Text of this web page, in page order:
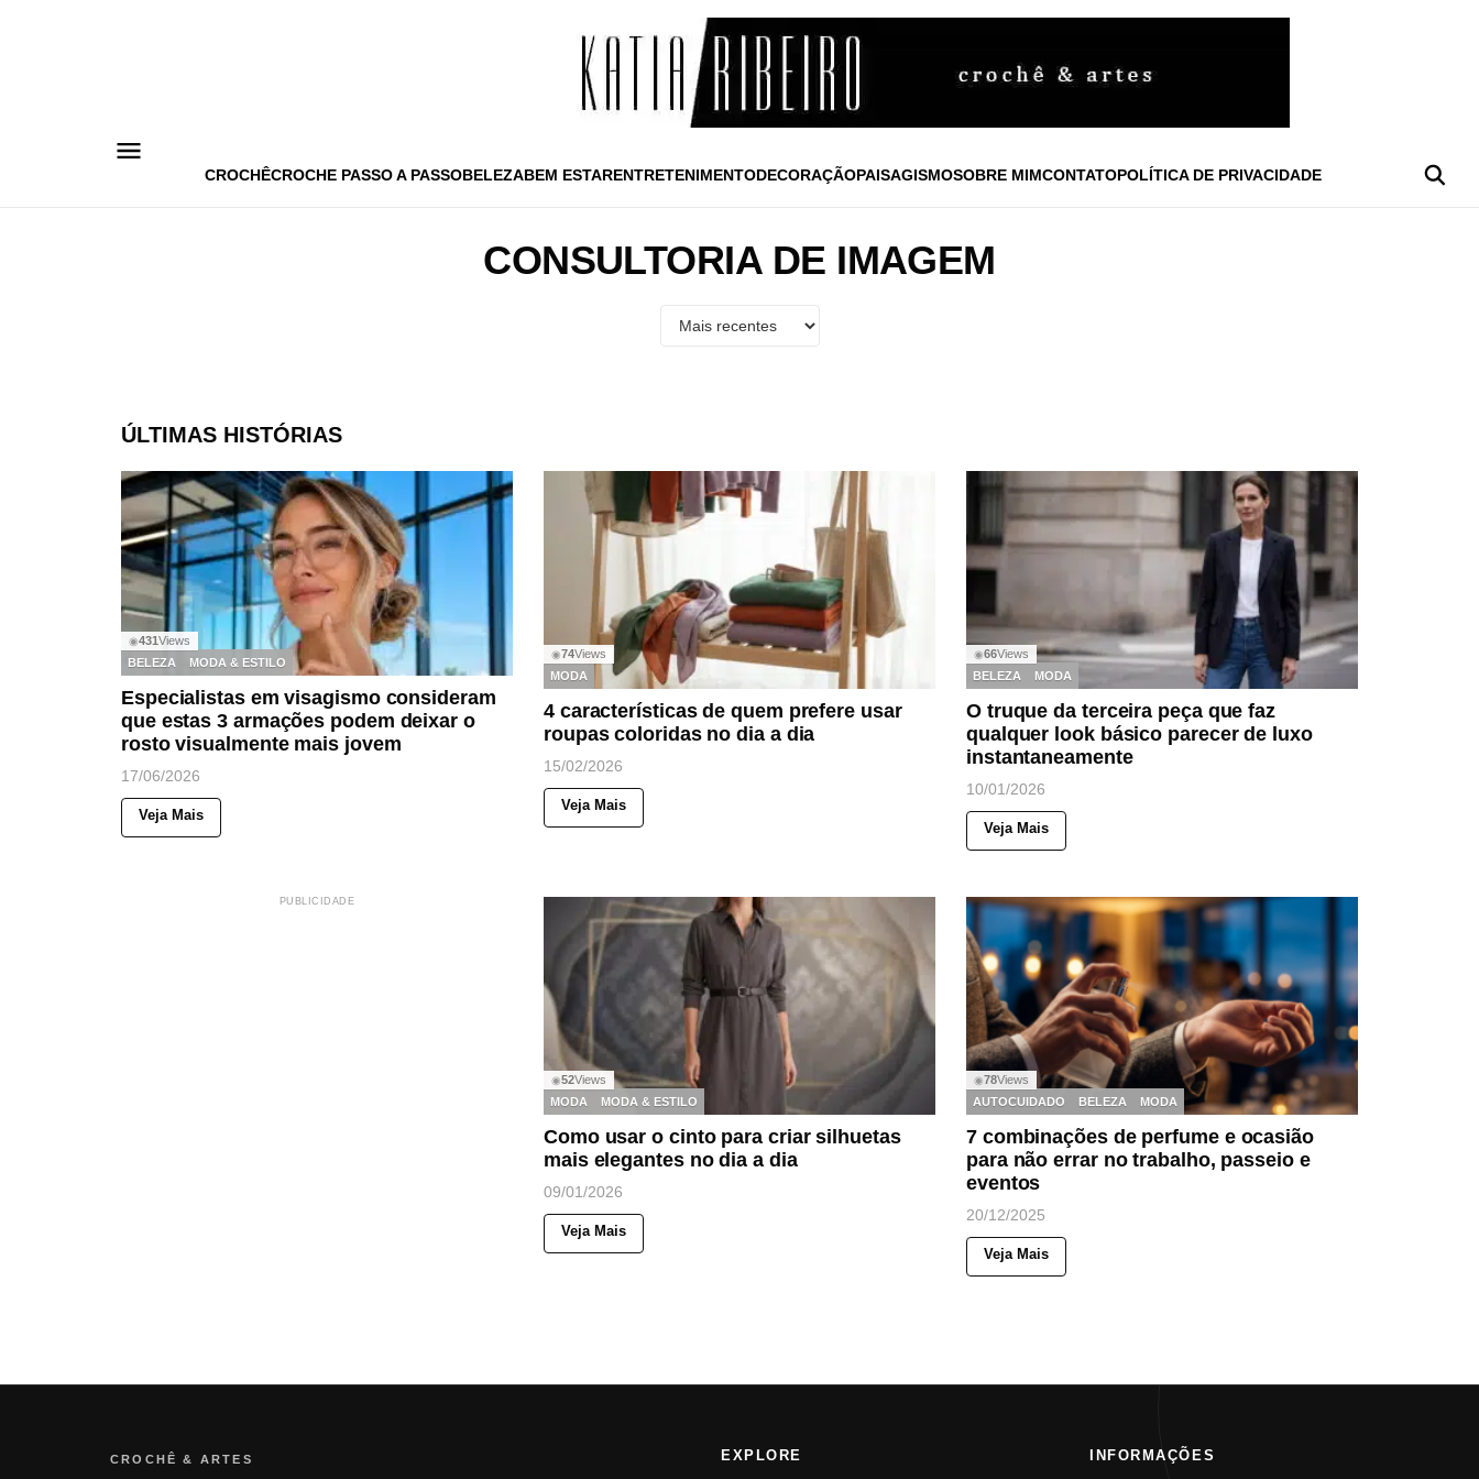
CROCHÊCROCHE PASSO A PASSOBELEZABEM ESTARENTRETENIMENTODECORAÇÃOPAISAGISMOSOBRE MIMCONTATOPOLÍTICA DE PRIVACIDADE
CONSULTORIA DE IMAGEM
ÚLTIMAS HISTÓRIAS
◉431 Views
BELEZA
MODA & ESTILO
Especialistas em visagismo consideram
que estas 3 armações podem deixar o
rosto visualmente mais jovem
17/06/2026
Veja Mais
◉74Views
MODA
4 características de quem prefere usar
roupas coloridas no dia a dia
15/02/2026
Veja Mais
◉66Views
BELEZA
MODA
O truque da terceira peça que faz
qualquer look básico parecer de luxo
instantaneamente
10/01/2026
Veja Mais
PUBLICIDADE
◉52Views
MODA
MODA & ESTILO
Como usar o cinto para criar silhuetas
mais elegantes no dia a dia
09/01/2026
Veja Mais
◉78Views
AUTOCUIDADO
BELEZA MODA
7 combinações de perfume e ocasião
para não errar no trabalho, passeio e
eventos
20/12/2025
Veja Mais
CROCHÊ & ARTES EXPLORE INFORMAÇÕES